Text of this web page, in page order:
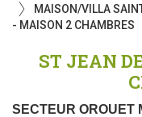
MAISON/VILLA
- MAISON 2 CHAMBRES
ST JEAN
SECTEUR OROUET